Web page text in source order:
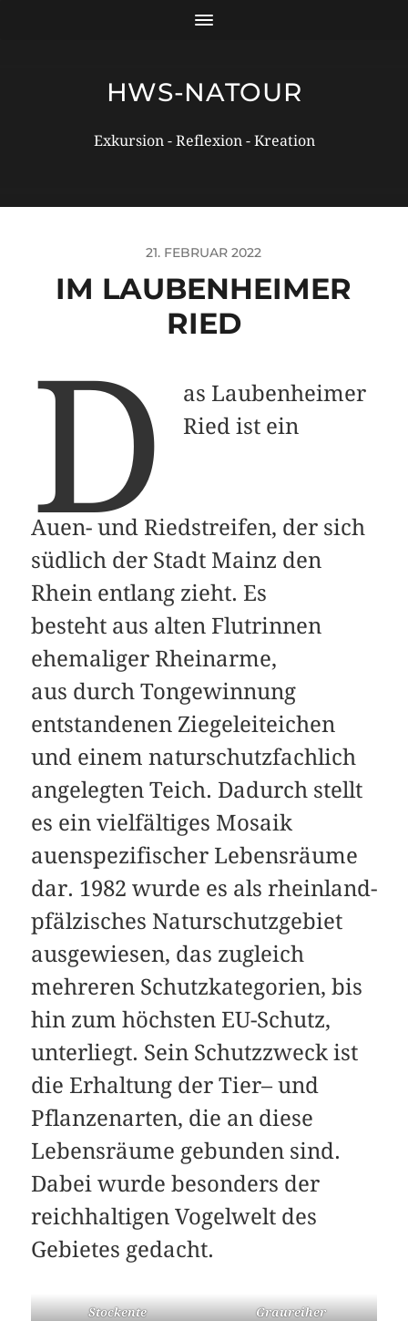
HWS-NATOUR
Exkursion - Reflexion - Kreation
21. FEBRUAR 2022
IM LAUBENHEIMER
RIED
D
as Laubenheimer
Ried ist ein
Auen- und Riedstreifen, der sich
südlich der Stadt Mainz den
Rhein entlang zieht. Es
besteht aus alten Flutrinnen
ehemaliger Rheinarme,
aus durch Tongewinnung
entstandenen Ziegeleiteichen
und einem naturschutzfachlich
angelegten Teich. Dadurch stellt
es ein vielfältiges Mosaik
auenspezifischer Lebensräume
dar. 1982 wurde es als rheinland-
pfälzisches Naturschutzgebiet
ausgewiesen, das zugleich
mehreren Schutzkategorien, bis
hin zum höchsten EU-Schutz,
unterliegt. Sein Schutzzweck ist
die Erhaltung der Tier– und
Pflanzenarten, die an diese
Lebensräume gebunden sind.
Dabei wurde besonders der
reichhaltigen Vogelwelt des
Gebietes gedacht.
Stockente Graureiher